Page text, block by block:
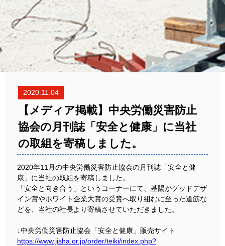
2020.11.04
【メディア掲載】中央労働災害防止
協会の月刊誌「安全と健康」に当社
の取組を寄稿しました。
2020年11月の中央労働災害防止協会の月刊誌「安全と健
康」に当社の取組を寄稿しました。
「安全と向き合う」というコーナーにて、基陽がグッドデザ
イン賞やホワイト企業大賞の受賞へ取り組むに至った道筋な
どを、当社の社長より寄稿させていただきました。
↓中央労働災害防止協会「安全と健康」販売サイト
https://www.jisha.or.jp/order/teiki/index.php?